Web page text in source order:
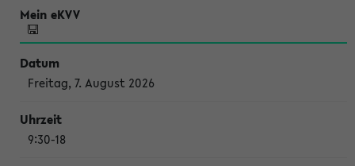
Freitag, 7. August 2026
9:30-18